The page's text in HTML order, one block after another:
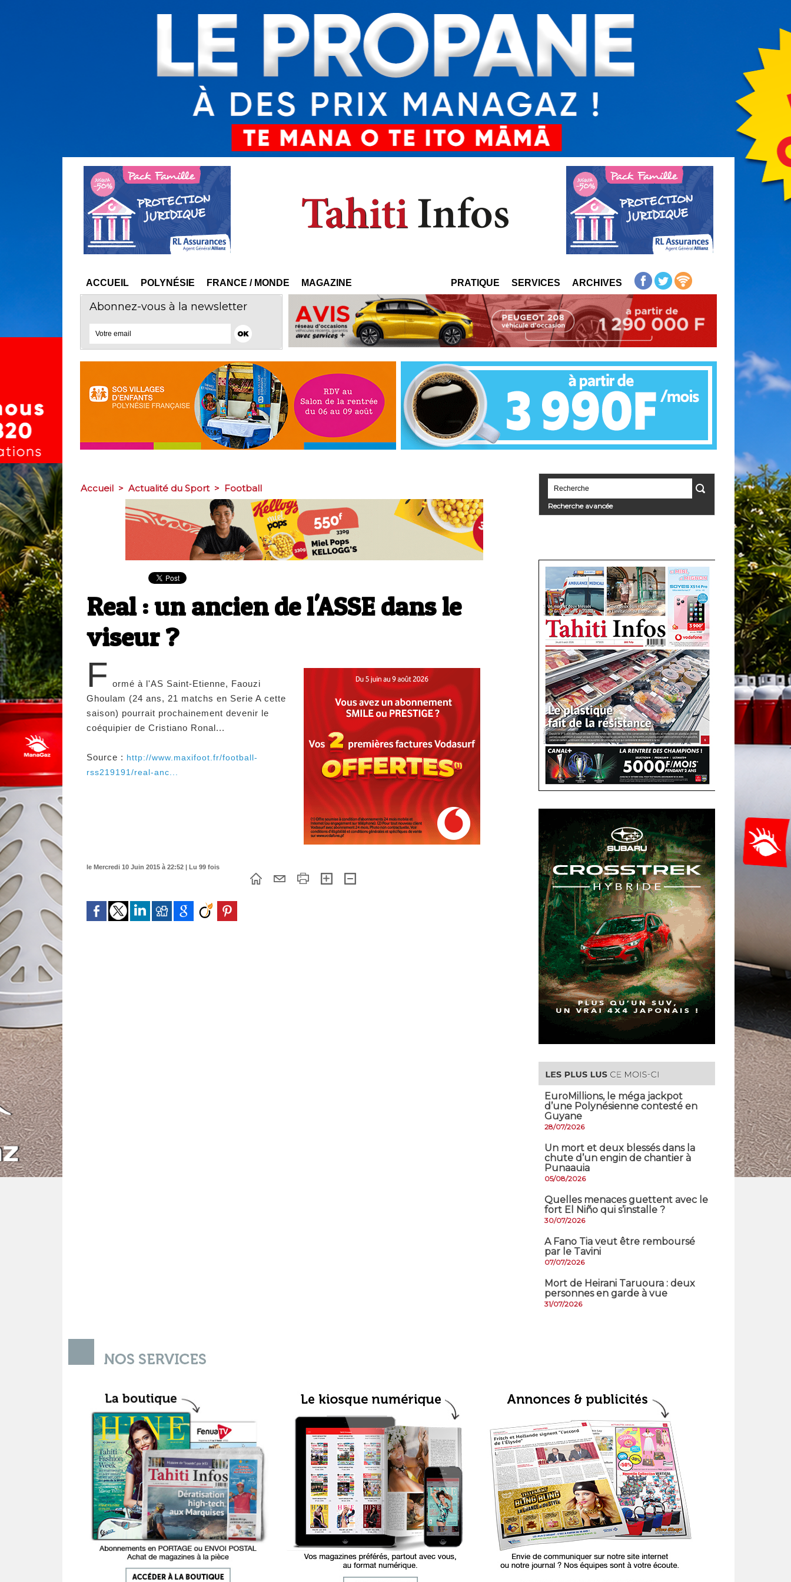
ACCUEIL POLYNÉSIE FRANCE / MONDE MAGAZINE PRATIQUE SERVICES ARCHIVES
Abonnez-vous à la newsletter
Accueil > Actualité du Sport > Football
Real : un ancien de l'ASSE dans le
viseur ?
F ormé à l'AS Saint-Etienne, Faouzi
Ghoulam (24 ans, 21 matchs en Serie A cette
saison) pourrait prochainement devenir le
coéquipier de Cristiano Ronal...
Source : http://www.maxifoot.fr/football-
rss219191/real-anc...
le Mercredi 10 Juin 2015 à 22:52 | Lu 99 fois
Recherche avancée
EuroMillions, ​le méga jackpot
d’une Polynésienne contesté en
Guyane
28/07/2026
​Un mort et deux blessés dans la
chute d’un engin de chantier à
Punaauia
05/08/2026
Quelles menaces guettent avec le
fort El Niño qui s’installe ?
30/07/2026
A Fano Tia veut être remboursé
par le Tavini
07/07/2026
Mort de Heirani Taruoura : deux
personnes en garde à vue
31/07/2026